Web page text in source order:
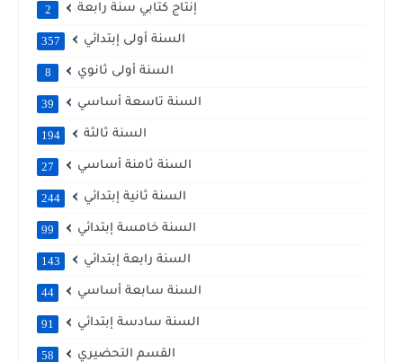
إنتاج كتابي سنة رابعة 2
السنة أولى إبتدائي 357
السنة أولى ثانوي 8
السنة تاسعة أساسي 39
السنة ثالثة 194
السنة ثامنة أساسي 27
السنة ثانية إبتدائي 244
السنة خامسة إبتدائي 99
السنة رابعة إبتدائي 143
السنة سابعة أساسي 44
السنة سادسة إبتدائي 91
القسم التحضيري 58